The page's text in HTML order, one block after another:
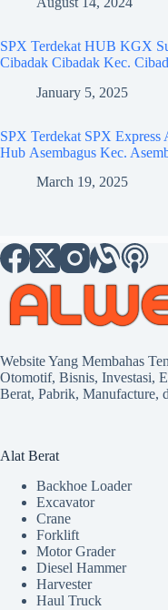
SPX Terdekat HUB KGX
Cibadak Cibadak Kec.
January 5, 2025
SPX Terdekat SPX Express
Hub Asembagus Kec.
March 19, 2025
Website Yang Membahas
Otomotif, Bisnis, Investasi,
Berat, Pabrik, Manufacture,
Alat Berat
Backhoe Loader
Excavator
Crane
Forklift
Motor Grader
Diesel Hammer
Harvester
Haul Truck